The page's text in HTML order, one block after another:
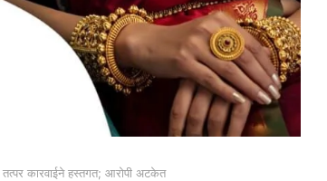
कारवाईने हस्तगत; आरोपी अटकेत